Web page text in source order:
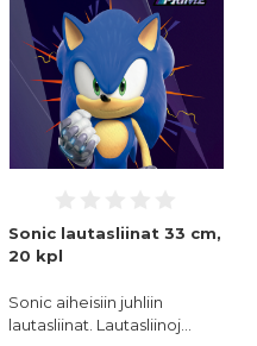
Sonic lautasliinat 33 cm,
20 kpl
Sonic aiheisiin juhliin
lautasliinat. Lautasliinoj…